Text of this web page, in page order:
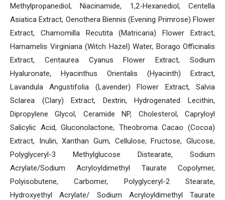
Methylpropanediol, Niacinamide, 1,2-Hexanediol, Centella
Asiatica Extract, Oenothera Biennis (Evening Primrose) Flower
Extract, Chamomilla Recutita (Matricaria) Flower Extract,
Hamamelis Virginiana (Witch Hazel) Water, Borago Officinalis
Extract, Centaurea Cyanus Flower Extract, Sodium
Hyaluronate, Hyacinthus Orientalis (Hyacinth) Extract,
Lavandula Angustifolia (Lavender) Flower Extract, Salvia
Sclarea (Clary) Extract, Dextrin, Hydrogenated Lecithin,
Dipropylene Glycol, Ceramide NP, Cholesterol, Capryloyl
Salicylic Acid, Gluconolactone, Theobroma Cacao (Cocoa)
Extract, Inulin, Xanthan Gum, Cellulose, Fructose, Glucose,
Polyglyceryl-3 Methylglucose Distearate, Sodium
Acrylate/Sodium Acryloyldimethyl Taurate Copolymer,
Polyisobutene, Carbomer, Polyglyceryl-2 Stearate,
Hydroxyethyl Acrylate/ Sodium Acryloyldimethyl Taurate